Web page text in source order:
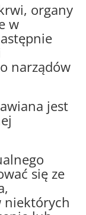
organy
w
narządów
jest
się ze
niektórych